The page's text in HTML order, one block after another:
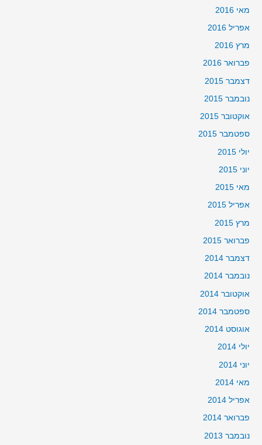
מאי 2016
אפריל 2016
מרץ 2016
פברואר 2016
דצמבר 2015
נובמבר 2015
אוקטובר 2015
ספטמבר 2015
יולי 2015
יוני 2015
מאי 2015
אפריל 2015
מרץ 2015
פברואר 2015
דצמבר 2014
נובמבר 2014
אוקטובר 2014
ספטמבר 2014
אוגוסט 2014
יולי 2014
יוני 2014
מאי 2014
אפריל 2014
פברואר 2014
נובמבר 2013